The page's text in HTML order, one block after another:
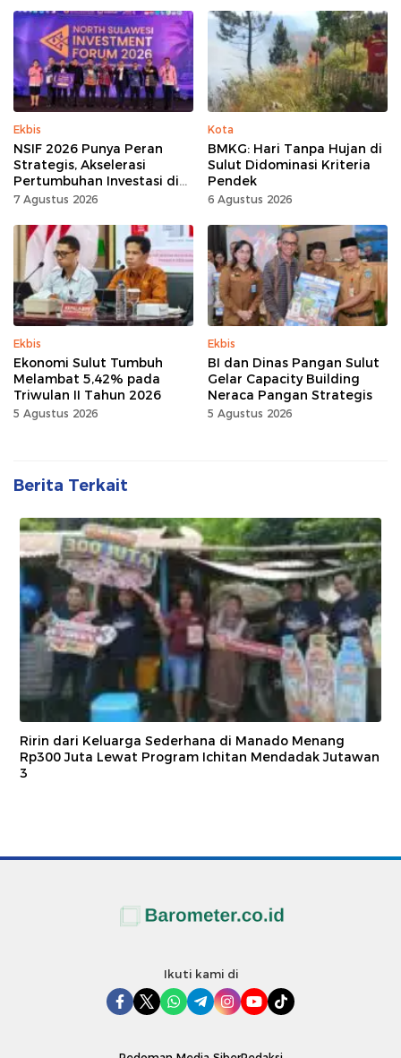
Ekbis
NSIF 2026 Punya Peran
Strategis, Akselerasi
Pertumbuhan Investasi di
Sulut
7 Agustus 2026
Kota
BMKG: Hari Tanpa Hujan di
Sulut Didominasi Kriteria
Pendek
6 Agustus 2026
Ekbis
Ekonomi Sulut Tumbuh
Melambat 5,42% pada
Triwulan II Tahun 2026
5 Agustus 2026
Ekbis
BI dan Dinas Pangan Sulut
Gelar Capacity Building
Neraca Pangan Strategis
5 Agustus 2026
Berita Terkait
Ririn dari Keluarga Sederhana di Manado Menang
Rp300 Juta Lewat Program Ichitan Mendadak Jutawan
3
Ikuti kami di